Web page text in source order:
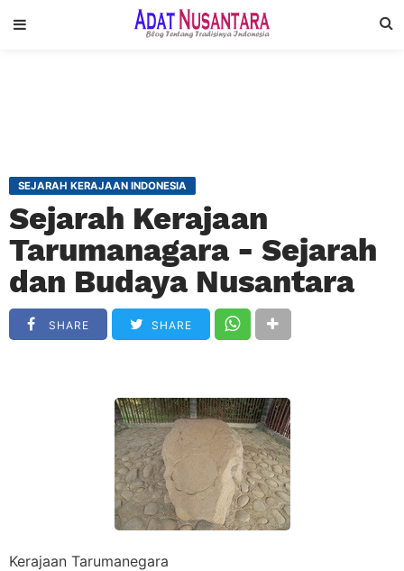
SEJARAH KERAJAAN INDONESIA
Sejarah Kerajaan
Tarumanagara - Sejarah
dan Budaya Nusantara
SHARE SHARE
Kerajaan Tarumanegara